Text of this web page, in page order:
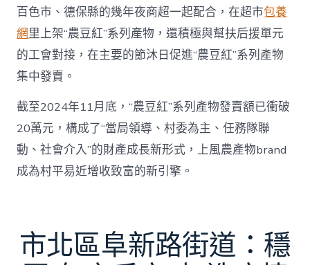
百色市、德保縣的幾年夜商超一起配合，在超市包養
網里上架“農豆紅”系列產物，還積極與幫扶后援單元
的工會對接，在主要的節沐日促進“農豆紅”系列產物
集中發賣。
截至2024年11月底，“農豆紅”系列產物發賣額已衝破
20萬元，構成了“當局領導、村委為主、任務隊聯
動、社會介入”的財產成長新形式，上風農產物brand
成為村平易近增收致富的新引擎。
市北區阜新路街道：穩